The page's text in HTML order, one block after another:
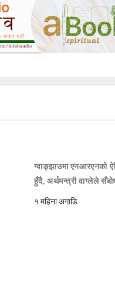
ग्वाङ्झाउमा एनआरएनको
हुँदै, अर्थमन्त्री वाग्लेले
१ महिना अगाडि